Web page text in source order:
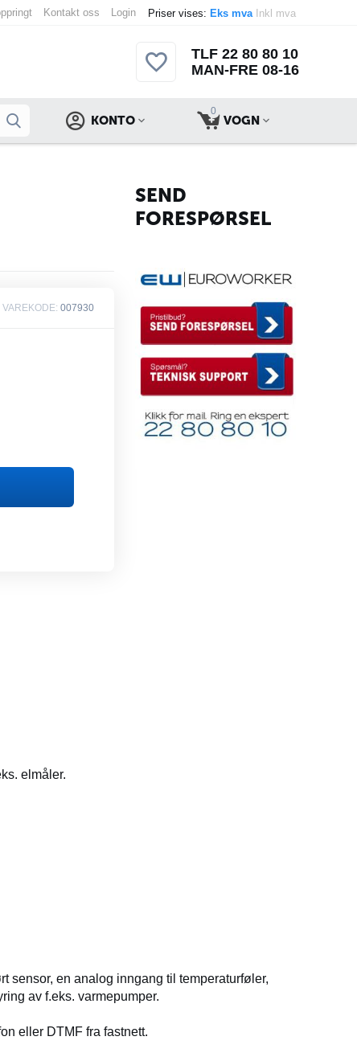
Priser vises: Eks mva Inkl mva
Kontakt oss Login
TLF 22 80 80 10
MAN-FRE 08-16
0
VOGN
KONTO
VAREKODE: 007930
elmåler.
sensor, en analog inngang til temperaturføler,
av f.eks. varmepumper.
eller DTMF fra fastnett.
SEND
FORESPØRSEL